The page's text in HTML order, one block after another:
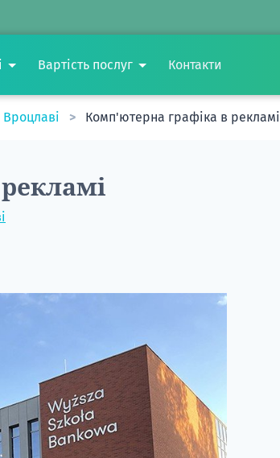
Вартість послуг Контакти
Вроцлаві Комп'ютерна графіка в рекламі